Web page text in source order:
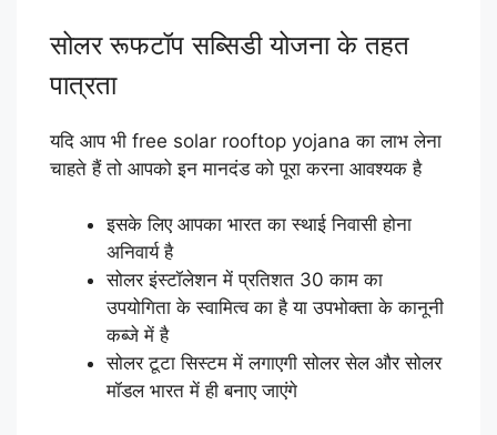
सोलर रूफटॉप सब्सिडी योजना के तहत
पात्रता
यदि आप भी free solar rooftop yojana का लाभ लेना
चाहते हैं तो आपको इन मानदंड को पूरा करना आवश्यक है
इसके लिए आपका भारत का स्थाई निवासी होना
अनिवार्य है
सोलर इंस्टॉलेशन में प्रतिशत 30 काम का
उपयोगिता के स्वामित्व का है या उपभोक्ता के कानूनी
कब्जे में है
सोलर टूटा सिस्टम में लगाएगी सोलर सेल और सोलर
मॉडल भारत में ही बनाए जाएंगे